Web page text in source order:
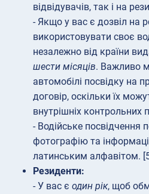
відвідувачів, так і на
- Якщо у вас є дозвіл на
використовувати своє
незалежно від країни
шести місяців. Важливо
автомобілі посвідку на
договір, оскільки їх
внутрішніх контрольних
- Водійське посвідчення
фотографію та
латинським алфавітом.
Резиденти:
- У вас є один рік, щоб